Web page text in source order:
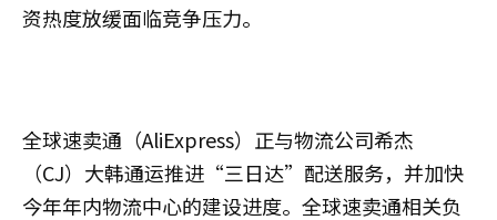
资热度放缓面临竞争压力。
全球速卖通（AliExpress）正与物流公司希杰
（CJ）大韩通运推进“三日达”配送服务，并加快
今年年内物流中心的建设进度。全球速卖通相关负